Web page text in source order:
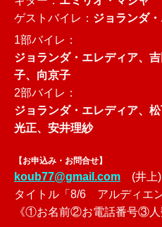
ゲストバイレ： ジョランダ
1部バイレ：
ジョランダ・エレディア、
子、向京子
2部バイレ：
ジョランダ・エレディア、
光正、安井理紗
【お申込み・お問合せ】
koub77@gmail.com
(井上
タイトル「8/6 アルディエン
《①お名前②お電話番号③人